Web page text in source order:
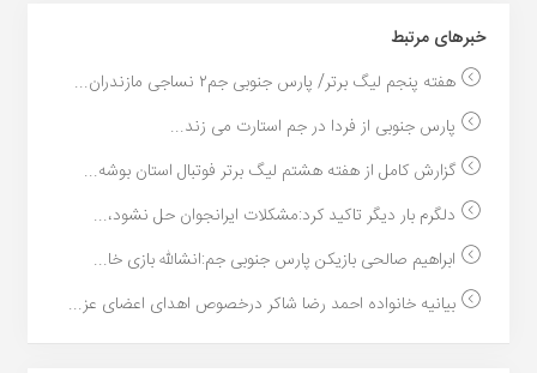
خبر‌های مرتبط
هفته پنجم لیگ برتر/ پارس جنوبی جم۲ نساجی مازندران...
پارس جنوبی از فردا در جم استارت می زند...
گزارش کامل از هفته هشتم لیگ برتر فوتبال استان بوشه...
دلگرم بار دیگر تاکید کرد:مشکلات ایرانجوان حل نشود،...
ابراهیم صالحی بازیکن پارس جنوبی جم:انشالله بازی خا...
بیانیه خانواده احمد رضا شاکر درخصوص اهدای اعضای عز...